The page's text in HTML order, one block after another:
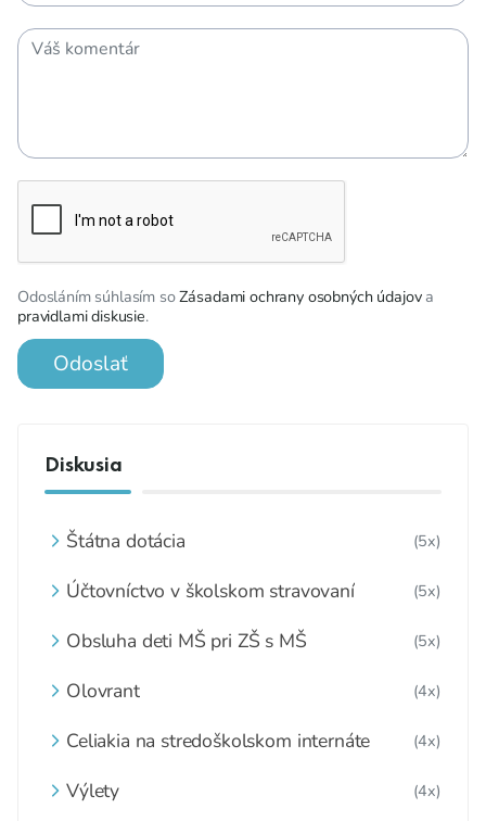
Odosláním súhlasím soZásadami ochrany osobných údajova
pravidlami diskusie.
Odoslať
Diskusia
Štátna dotácia (5x)
Účtovníctvo v školskom stravovaní (5x)
Obsluha deti MŠ pri ZŠ s MŠ (5x)
Olovrant (4x)
Celiakia na stredoškolskom internáte (4x)
Výlety (4x)